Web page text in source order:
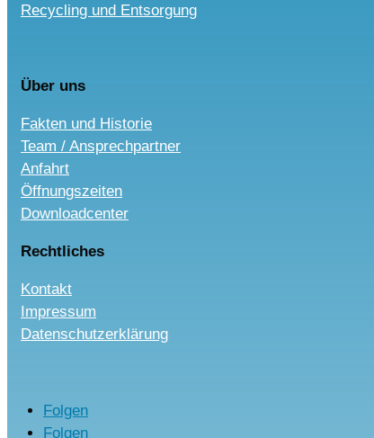
Recycling und Entsorgung
Über uns
Fakten und Historie
Team / Ansprechpartner
Anfahrt
Öffnungszeiten
Downloadcenter
Rechtliches
Kontakt
Impressum
Datenschutzerklärung
Folgen
Folgen